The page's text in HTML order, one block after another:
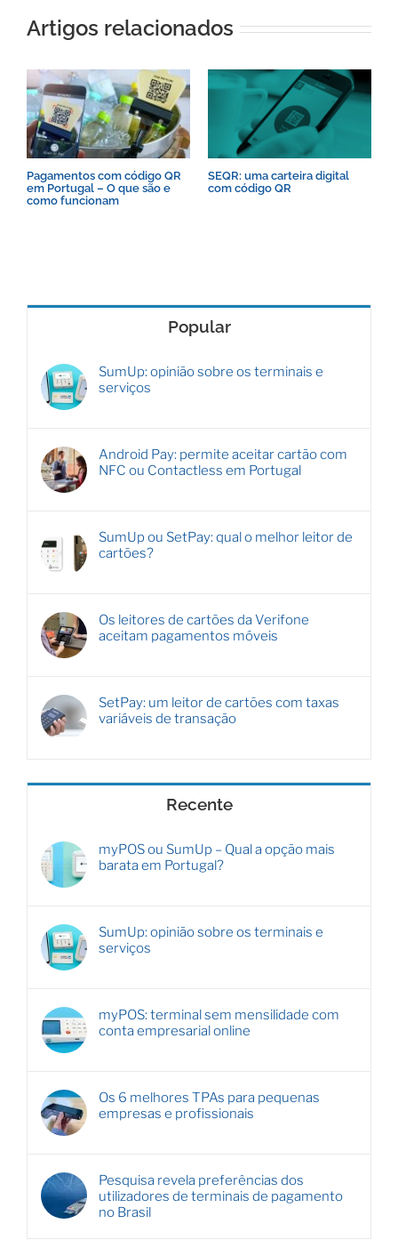
Artigos relacionados
Pagamentos com código QR
em Portugal – O que são e
como funcionam
SEQR: uma carteira digital
com código QR
Popular
SumUp: opinião sobre os terminais e
serviços
Android Pay: permite aceitar cartão com
NFC ou Contactless em Portugal
SumUp ou SetPay: qual o melhor leitor de
cartões?
Os leitores de cartões da Verifone
aceitam pagamentos móveis
SetPay: um leitor de cartões com taxas
variáveis de transação
Recente
myPOS ou SumUp – Qual a opção mais
barata em Portugal?
SumUp: opinião sobre os terminais e
serviços
myPOS: terminal sem mensilidade com
conta empresarial online
Os 6 melhores TPAs para pequenas
empresas e profissionais
Pesquisa revela preferências dos
utilizadores de terminais de pagamento
no Brasil